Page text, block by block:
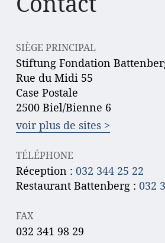
SIÈGE PRINCIPAL
Stiftung Fondation
Rue du Midi 55
Case Postale
2500 Biel/Bienne 6
voir plus de sites >
TÉLÉPHONE
Réception : 032 344 25 22
Restaurant Battenberg : 032
FAX
032 341 98 29